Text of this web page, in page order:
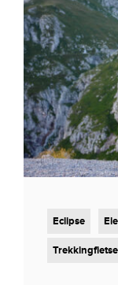
Eclipse